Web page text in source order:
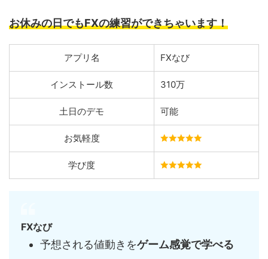
お休みの日でもFXの練習ができちゃいます！
アプリ名 FXなび
インストール数 310万
土日のデモ 可能
お気軽度
学び度
FXなび
予想される値動きをゲーム感覚で学べる